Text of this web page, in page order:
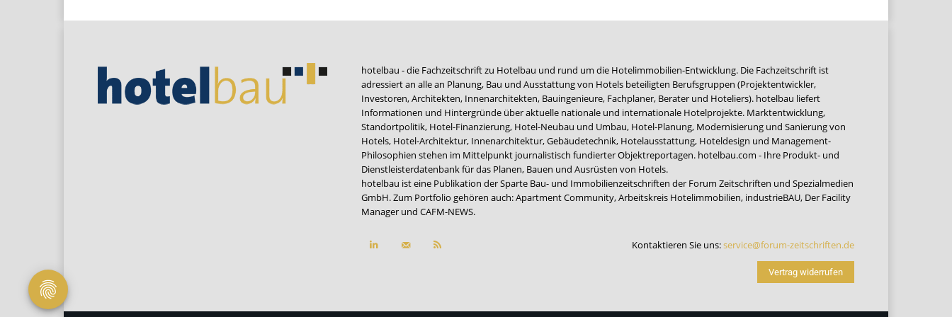
hotelbau - die Fachzeitschrift zu Hotelbau und rund um die Hotelimmobilien-Entwicklung. Die Fachzeitschrift ist
adressiert an alle an Planung, Bau und Ausstattung von Hotels beteiligten Berufsgruppen (Projektentwickler,
Investoren, Architekten, Innenarchitekten, Bauingenieure, Fachplaner, Berater und Hoteliers). hotelbau liefert
Informationen und Hintergründe über aktuelle nationale und internationale Hotelprojekte. Marktentwicklung,
Standortpolitik, Hotel-Finanzierung, Hotel-Neubau und Umbau, Hotel-Planung, Modernisierung und Sanierung von
Hotels, Hotel-Architektur, Innenarchitektur, Gebäudetechnik, Hotelausstattung, Hoteldesign und Management-
Philosophien stehen im Mittelpunkt journalistisch fundierter Objektreportagen. hotelbau.com - Ihre Produkt- und
Dienstleisterdatenbank für das Planen, Bauen und Ausrüsten von Hotels.
hotelbau ist eine Publikation der Sparte Bau- und Immobilienzeitschriften der Forum Zeitschriften und Spezialmedien
GmbH. Zum Portfolio gehören auch:Apartment Community,Arbeitskreis Hotelimmobilien, industrieBAU, Der Facility
Manager und CAFM-NEWS.
Kontaktieren Sie uns:service@forum-zeitschriften.de
Vertrag widerrufen